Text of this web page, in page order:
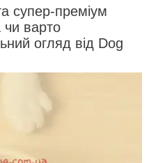
супер-преміум
чи варто
огляд від Dog